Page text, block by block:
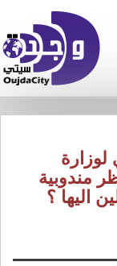
لوزارة
مندوبية
اليها ؟